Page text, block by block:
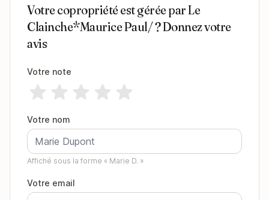
Votre copropriété est gérée par Le
Clainche*Maurice Paul/ ? Donnez votre
avis
Votre note
Votre nom
Affiché sous la forme « Marie D. »
Votre email